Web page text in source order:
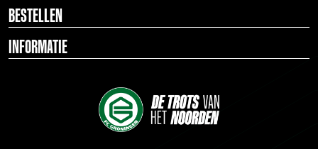
BESTELLEN
INFORMATIE